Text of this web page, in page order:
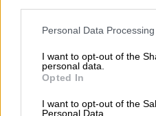
Please note that this website/
not limited to your visit or
grant or deny consent to
use your data for below
consent section.
Personal Data
I want to opt-out of the
personal data.
Opted In
I want to opt-out of the
Personal Data.
Ειδικότερα, μετά
αστυνομικοί
όπου εντοπίστηκε ο